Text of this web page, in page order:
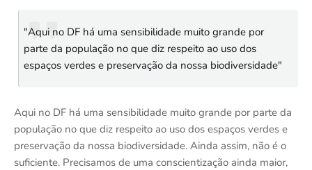
"Aqui no DF há uma sensibilidade muito grande por
parte da população no que diz respeito ao uso dos
espaços verdes e preservação da nossa biodiversidade"
Aqui no DF há uma sensibilidade muito grande por parte da
população no que diz respeito ao uso dos espaços verdes e
preservação da nossa biodiversidade. Ainda assim, não é o
suficiente. Precisamos de uma conscientização ainda maior,